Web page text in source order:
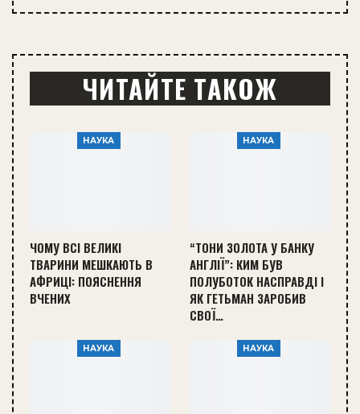
ЧИТАЙТЕ ТАКОЖ
НАУКА
ЧОМУ ВСІ ВЕЛИКІ
ТВАРИНИ МЕШКАЮТЬ В
АФРИЦІ: ПОЯСНЕННЯ
ВЧЕНИХ
НАУКА
“ТОНИ ЗОЛОТА У БАНКУ
АНГЛІЇ”: КИМ БУВ
ПОЛУБОТОК НАСПРАВДІ І
ЯК ГЕТЬМАН ЗАРОБИВ
СВОЇ…
НАУКА НАУКА